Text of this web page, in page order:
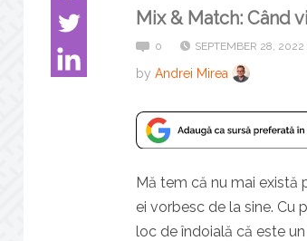
Mix & Match: Când
0 SEPTEMBER 28, 2022
by Andrei Mirea
Mă tem că nu mai există
ei vorbesc de la sine. Cu
loc de îndoială că este